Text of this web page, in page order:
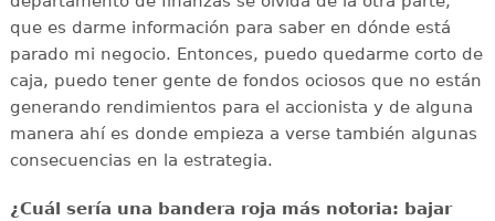
que es darme información para saber en dónde está
parado mi negocio. Entonces, puedo quedarme corto de
caja, puedo tener gente de fondos ociosos que no están
generando rendimientos para el accionista y de alguna
manera ahí es donde empieza a verse también algunas
consecuencias en la estrategia.
¿Cuál sería una bandera roja más notoria: bajar